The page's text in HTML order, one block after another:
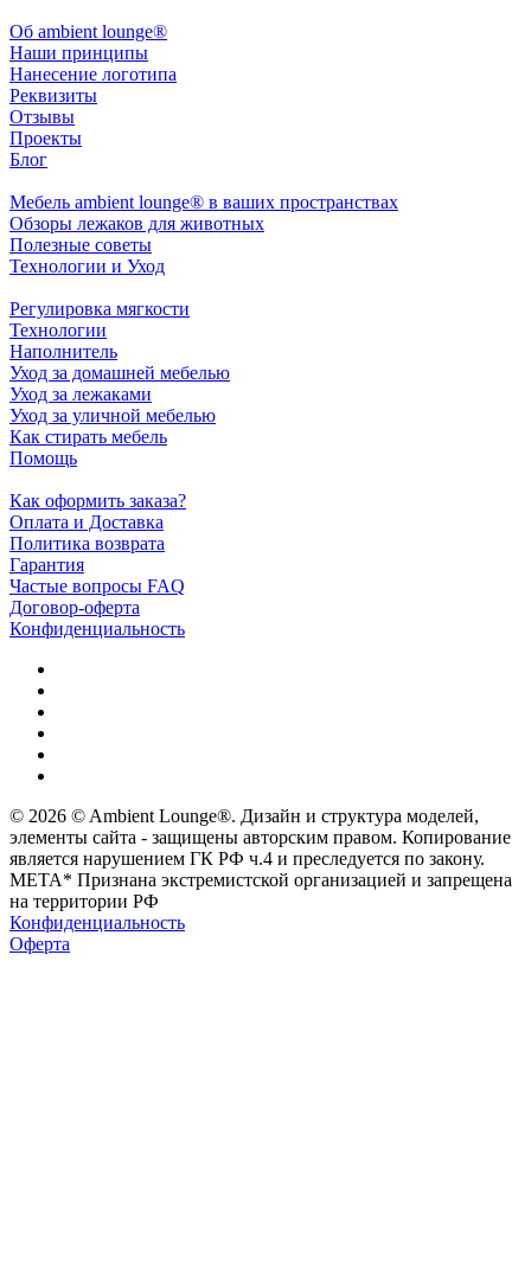
Oб ambient lounge®
Наши принципы
Нанесение логотипа
Реквизиты
Отзывы
Проекты
Блог
Мебель ambient lounge® в ваших пространствах
Обзоры лежаков для животных
Полезные советы
Технологии и Уход
Регулировка мягкости
Технологии
Наполнитель
Уход за домашней мебелью
Уход за лежаками
Уход за уличной мебелью
Как стирать мебель
Помощь
Как оформить заказа?
Оплата и Доставка
Политика возврата
Гарантия
Частые вопросы FAQ
Договор-оферта
Конфиденциальность
© 2026 © Ambient Lounge®. Дизайн и структура моделей,
элементы сайта - защищены авторским правом. Копирование
является нарушением ГК РФ ч.4 и преследуется по закону.
МЕТА* Признана экстремистской организацией и запрещена
на территории РФ
Конфиденциальность
Оферта